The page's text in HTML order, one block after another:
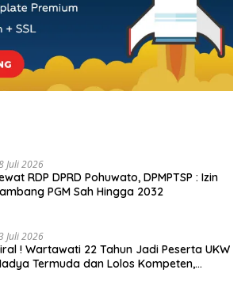
Juli 2026
RDP DPRD Pohuwato, DPMPTSP : Izin
PGM Sah Hingga 2032
Juli 2026
! Wartawati 22 Tahun Jadi Peserta UKW
Termuda dan Lolos Kompeten,